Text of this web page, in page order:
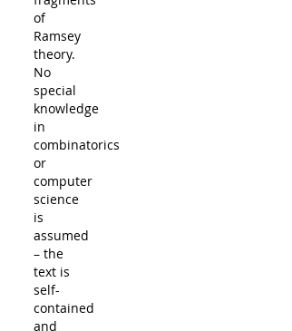
of
Ramsey
theory.
No
special
knowledge
in
combinatorics
or
computer
science
is
assumed
– the
text is
self-
contained
and